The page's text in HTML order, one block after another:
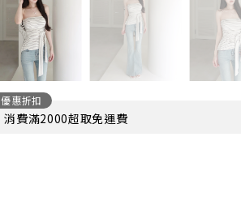
優惠折扣
消費滿2000超取免運費